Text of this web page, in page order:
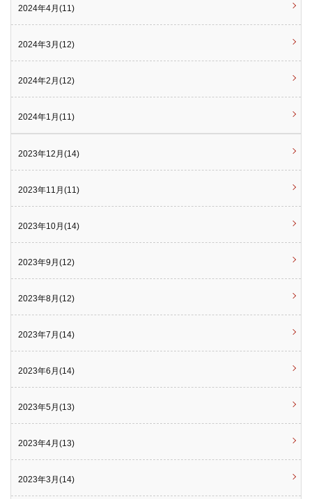
2024年4月(11)
2024年3月(12)
2024年2月(12)
2024年1月(11)
2023年12月(14)
2023年11月(11)
2023年10月(14)
2023年9月(12)
2023年8月(12)
2023年7月(14)
2023年6月(14)
2023年5月(13)
2023年4月(13)
2023年3月(14)